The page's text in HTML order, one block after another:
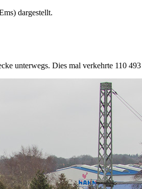
dargestellt.
unterwegs. Dies mal verkehrte 110